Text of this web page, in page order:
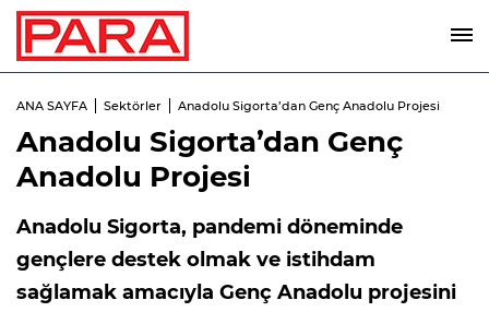
ANA SAYFA Sektörler Anadolu Sigorta’dan Genç Anadolu Projesi
Anadolu Sigorta’dan Genç
Anadolu Projesi
Anadolu Sigorta, pandemi döneminde
gençlere destek olmak ve istihdam
sağlamak amacıyla Genç Anadolu projesini